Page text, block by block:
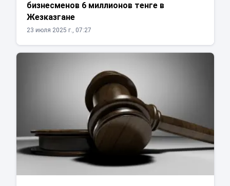
бизнесменов 6 миллионов тенге в
Жезказгане
23 июля 2025 г., 07:27